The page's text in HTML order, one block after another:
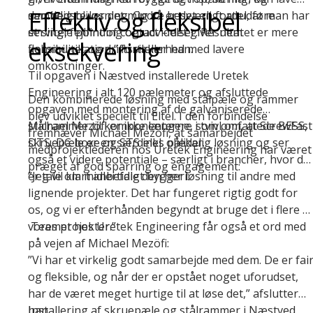
samtidig bliver det mindre besværligt at udføre
service, fejlfinding og udvidelser. Resultatet er mere
fleksibilitet og driftssikkerhed med lavere
omkostninger.
Den kombinerede løsning med stålpæle og rammer
blev udviklet specielt til Eltel. I den forbindelse
fremhæver Michael Mezöfi, at samarbejdet
medprojektlederen hos Uretek Engineering har været
præget af god sparring og engagement:
den bedste løsning. Og så er det en fordel, at man har
ét single point of contact – det giver nem
kommunikation,” fortæller han.
Effektiv og fleksibel
eksekvering
Til opgaven i Næstved installerede Uretek
Engineering i alt 120 pælemeter og afsluttede
opgaven med montering af de galvaniserede
stålrammer til komponenterne, som omfattede BESS,
DTS, DC boxe og STS inkl. oliekar.
Michael Mezöfi er ikke længere i tvivl om, at ScrewFast
skruepæle er en særdeles pålidelig løsning og ser
også et videre potentiale – særligt i brancher, hvor der
er tale om midlertidigt byggeri:
”Jeg vil klart anbefale den her løsning til andre med
lignende projekter. Det har fungeret rigtig godt for
os, og vi er efterhånden begyndt at bruge det i flere af
vores projekter.”
Teamet hos Uretek Engineering får også et ord med
på vejen af Michael Mezöfi:
”Vi har et virkelig godt samarbejde med dem. De er fair
og fleksible, og når der er opstået noget uforudset,
har de været meget hurtige til at løse det,” afslutter